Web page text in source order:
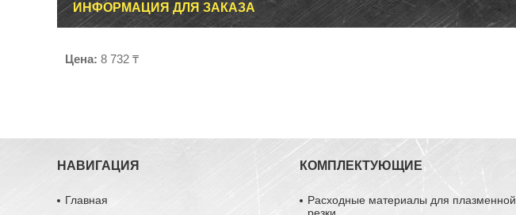
ИНФОРМАЦИЯ ДЛЯ ЗАКАЗА
Цена: 8 732 ₸
НАВИГАЦИЯ
Главная
КОМПЛЕКТУЮЩИЕ
Расходные материалы для плазменной